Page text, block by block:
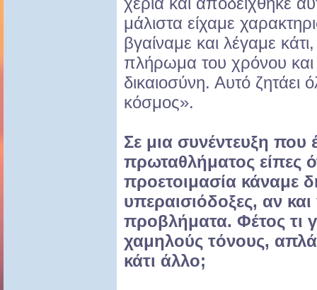
μάλιστα είχαμε
βγαίναμε και λέγαμε
πλήρωμα του χρόνου και
δικαιοσύνη. Αυτό ζητάει
κόσμος».
Σε μια συνέντευξη που
πρωταθλήματος είπες
προετοιμασία κάναμε
υπεραισιόδοξες, αν
προβλήματα. Φέτος τι
χαμηλούς τόνους, απλά
κάτι άλλο;